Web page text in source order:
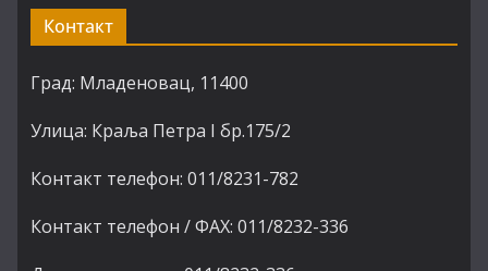
Контакт
Град: Младеновац, 11400
Улица: Краља Петра I бр.175/2
Контакт телефон: 011/8231-782
Контакт телефон / ФАХ: 011/8232-336